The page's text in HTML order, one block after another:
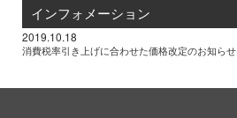
インフォメーション
2019.10.18
消費税率引き上げに合わせた価格改定のお知らせ